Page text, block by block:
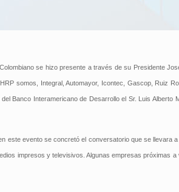
se hizo presente a través de su Presidente
somos, Integral, Automayor, Icontec, Gascop, Ruiz
Banco Interamericano de Desarrollo el Sr. Luis Alberto
evento se concretó el conversatorio que se llevara
impresos y televisivos. Algunas empresas próximas